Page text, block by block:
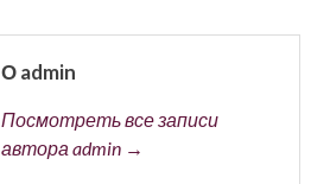
О admin
Посмотреть все записи
автора admin →